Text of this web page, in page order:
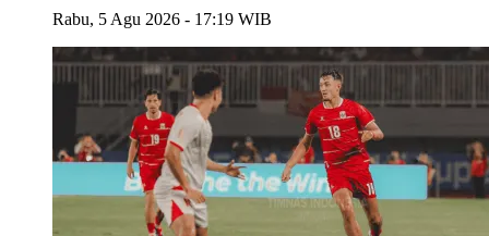
Rabu, 5 Agu 2026 - 17:19 WIB